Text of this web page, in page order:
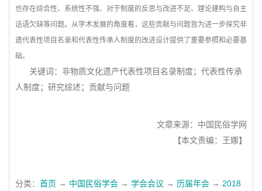
也存在综合性、系统性不强、对于制度的反思与改进不足、理论建构与自主
话语欠缺等问题。从学术发展的角度看，这些贡献与问题皆为进一步探究非
遗代表性项目名录和代表性传承人制度的改进设计提供了重要参照和必要基
础。
关键词：非物质文化遗产代表性项目名录制度；代表性传承
人制度；研究综述；贡献与问题
文章来源：中国民俗学网
【本文责编：王娜】
分类： 首页 → 中国民俗学会 → 学会会议 → 历届年会 → 2018